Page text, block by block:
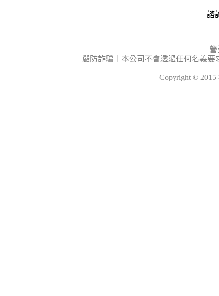
諮
營
嚴防詐騙｜本公司不會透過任何名義
Copyright ©